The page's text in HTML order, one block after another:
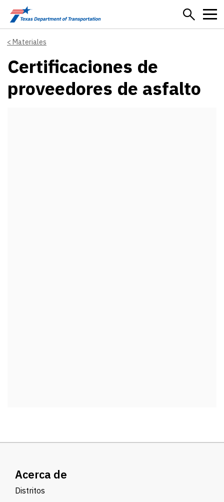
Skip to main content
Materiales
Certificaciones de
proveedores de asfalto
Acerca de
Distritos